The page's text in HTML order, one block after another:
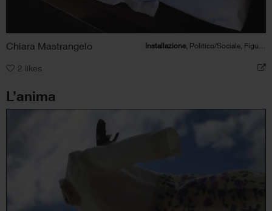
Chiara Mastrangelo Installazione, Politico/Sociale, Figura umana
2 likes
L’anima